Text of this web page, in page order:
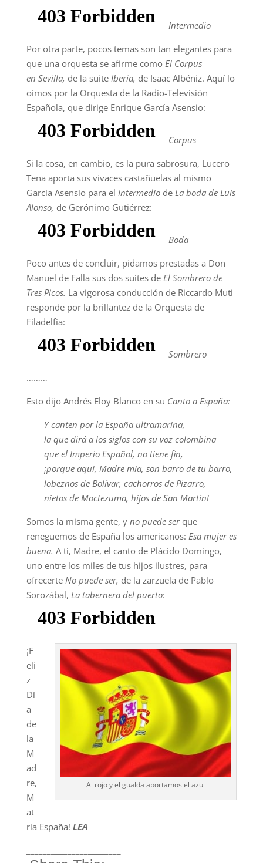
Intermedio
Por otra parte, pocos temas son tan elegantes para
que una orquesta se afirme como El Corpus
en Sevilla, de la suite Iberia, de Isaac Albéniz. Aquí lo
oímos por la Orquesta de la Radio-Televisión
Española, que dirige Enrique García Asensio:
Corpus
Si la cosa, en cambio, es la pura sabrosura, Lucero
Tena aporta sus vivaces castañuelas al mismo
García Asensio para el Intermediode La boda de Luis
Alonso, de Gerónimo Gutiérrez:
Boda
Poco antes de concluir, pidamos prestadas a Don
Manuel de Falla sus dos suites de El Sombrero de
Tres Picos. La vigorosa conducción de Riccardo Muti
responde por la brillantez de la Orquesta de
Filadelfia:
Sombrero
………
Esto dijo Andrés Eloy Blanco en su Canto a España:
Y canten por la España ultramarina,
la que dirá a los siglos con su voz colombina
que el Imperio Español, no tiene fin,
¡porque aquí, Madre mía, son barro de tu barro,
lobeznos de Bolívar, cachorros de Pizarro,
nietos de Moctezuma, hijos de San Martín!
Somos la misma gente, y no puede serque
reneguemos de España los americanos: Esa mujer es
buena. A ti, Madre, el canto de Plácido Domingo,
uno entre los miles de tus hijos ilustres, para
ofrecerte No puede ser, de la zarzuela de Pablo
Sorozábal, La tabernera del puerto:
Al rojo y el gualda aportamos el azul
¡F
eli
z
Dí
a
de
la
M
ad
re,
M
at
ria España! LEA